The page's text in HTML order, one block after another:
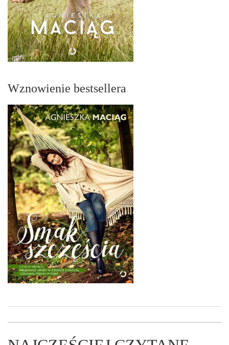
Wznowienie bestsellera